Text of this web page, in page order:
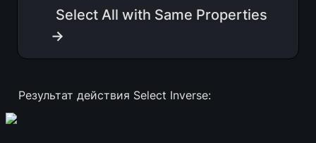
Select All with Same Properties
→
Результат действия Select Inverse: